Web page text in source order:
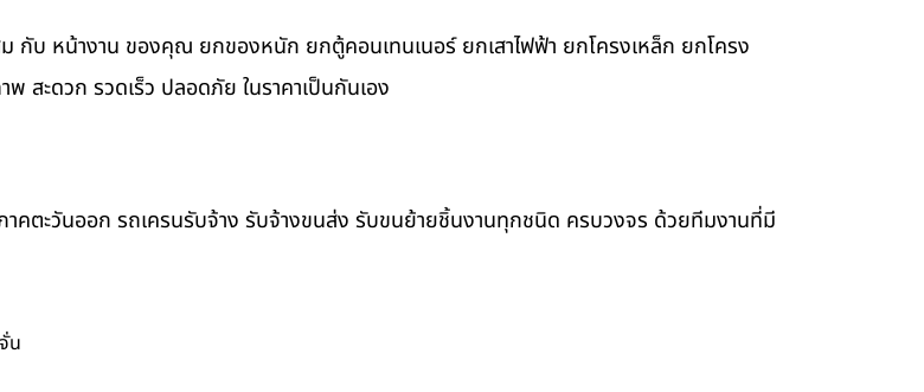
ม กับ หน้างาน ของคุณ ยกของหนัก ยกตู้คอนเทนเนอร์ ยกเสาไฟฟ้า ยกโครงเหล็ก ยกโครง
สะดวก รวดเร็ว ปลอดภัย ในราคาเป็นกันเอง
าคตะวันออก รถเครนรับจ้าง รับจ้างขนส่ง รับขนย้ายชิ้นงานทุกชนิด ครบวงจร ด้วยทีมงานที่มี
น